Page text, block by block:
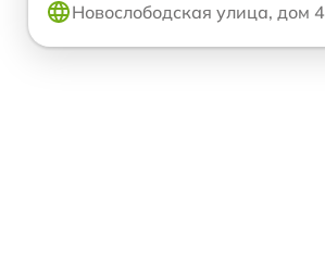
Новослободская улица, дом 4